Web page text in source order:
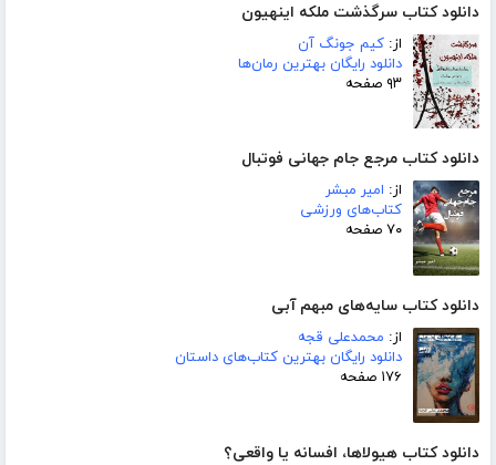
دانلود کتاب سرگذشت ملکه اینهیون
از: کیم جونگ آن
دانلود رایگان بهترین رمان‌ها
۹۳ صفحه
دانلود کتاب مرجع جام جهانی فوتبال
از: امیر مبشر
کتاب‌های ورزشی
۷۰ صفحه
دانلود کتاب سایه‌های مبهم آبی
از: محمدعلی قجه
دانلود رایگان بهترین کتاب‌های داستان
۱۷۶ صفحه
دانلود کتاب هیولاها، افسانه یا واقعی؟